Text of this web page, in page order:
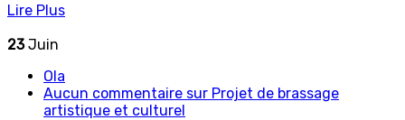
Lire Plus
23 Juin
Ola
Aucun commentaire sur Projet de brassage
artistique et culturel